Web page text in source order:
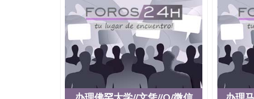
University）圣何塞州立大学（ San Jose
圣何塞州立大学文凭（San Jose State
圣何塞州立大学文凭（San Jose State
塞州立大学学历（San Jose State
大学学历（San Jose State University）圣
（San Jose State University）圣何塞州立
State University）圣何塞州立大学学位证（
State University）圣何塞州立大学学位证（